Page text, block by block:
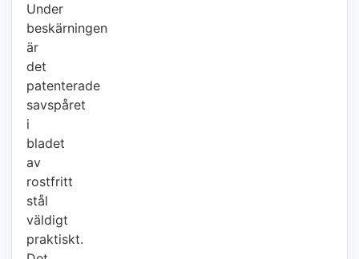
Under
beskärningen
är
det
patenterade
savspåret
i
bladet
av
rostfritt
stål
väldigt
praktiskt.